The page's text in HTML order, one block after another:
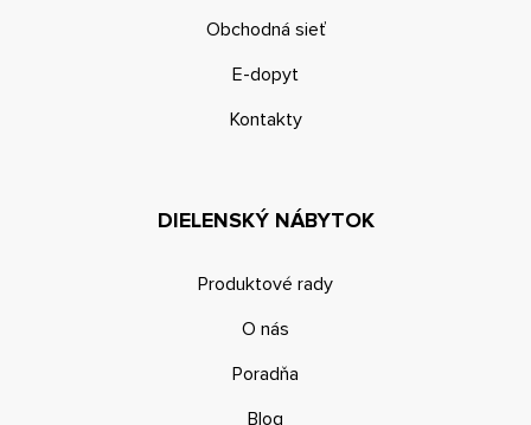
Obchodná sieť
E-dopyt
Kontakty
DIELENSKÝ NÁBYTOK
Produktové rady
O nás
Poradňa
Blog